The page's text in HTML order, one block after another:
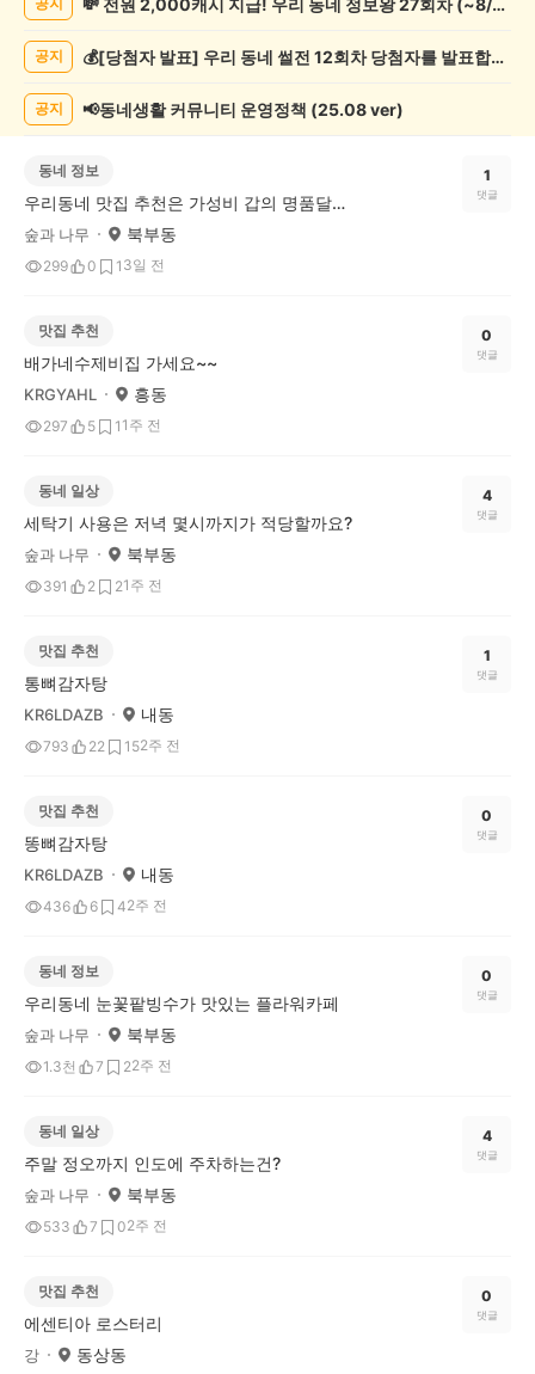
공지 💰[당첨자 발표] 우리 동네 썰전 12회차 당첨자를 발표합니다!
공지 📢동네생활 커뮤니티 운영정책 (25.08 ver)
동네 정보
우리동네 맛집 추천은 가성비 갑의 명품달인김밥!
숲과 나무 북부동
299 0 1 3일 전
1
댓글
맛집 추천
배가네수제비집 가세요~~
KRGYAHL 흥동
297 5 1 1주 전
0
댓글
동네 일상
세탁기 사용은 저녁 몇시까지가 적당할까요?
숲과 나무 북부동
391 2 21주 전
4
댓글
맛집 추천
통뼈감자탕
KR6LDAZB 내동
793 22 152주 전
1
댓글
맛집 추천
똥뼈감자탕
KR6LDAZB 내동
436 6 42주 전
0
댓글
동네 정보
우리동네 눈꽃팥빙수가 맛있는 플라워카페
숲과 나무 북부동
1.3천 7 22주 전
0
댓글
동네 일상
주말 정오까지 인도에 주차하는건?
숲과 나무 북부동
533 7 02주 전
4
댓글
맛집 추천
에센티아 로스터리
강 동상동
0
댓글